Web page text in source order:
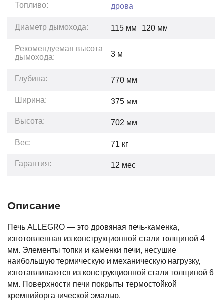
Топливо: дрова
Диаметр дымохода: 115 мм 120 мм
Рекомендуемая высота
дымохода:
3 м
Глубина: 770 мм
Ширина: 375 мм
Высота: 702 мм
Вес: 71 кг
Гарантия: 12 мес
Описание
Печь ALLEGRO — это дровяная печь-каменка,
изготовленная из конструкционной стали толщиной 4
мм. Элементы топки и каменки печи, несущие
наибольшую термическую и механическую нагрузку,
изготавливаются из конструкционной стали толщиной 6
мм. Поверхности печи покрыты термостойкой
кремнийорганической эмалью.